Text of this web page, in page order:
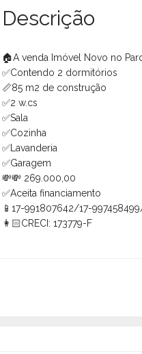
Descrição
🏠A venda Imóvel Novo no
✅Contendo 2 dormitórios
📏85 m2 de construção
✅2 w.cs
✅Sala
✅Cozinha
✅Lavanderia
✅Garagem
💸💸 269.000,00
✅Aceita financiamento
📱17-991807642/17-
👩🏻CRECI: 173779-F